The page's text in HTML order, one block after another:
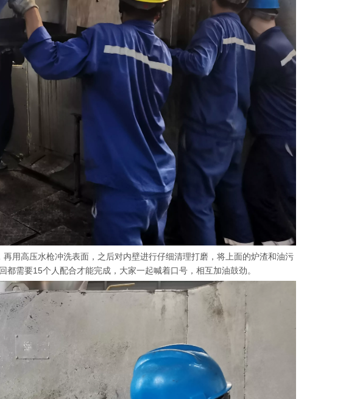
用高压水枪冲洗表面，之后对内壁进行仔细清理打磨，将上面的炉渣和油污
需要15个人配合才能完成，大家一起喊着口号，相互加油鼓劲。